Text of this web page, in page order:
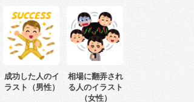
成功した人のイ
ラスト（男性）
相場に翻弄され
る人のイラスト
（女性）